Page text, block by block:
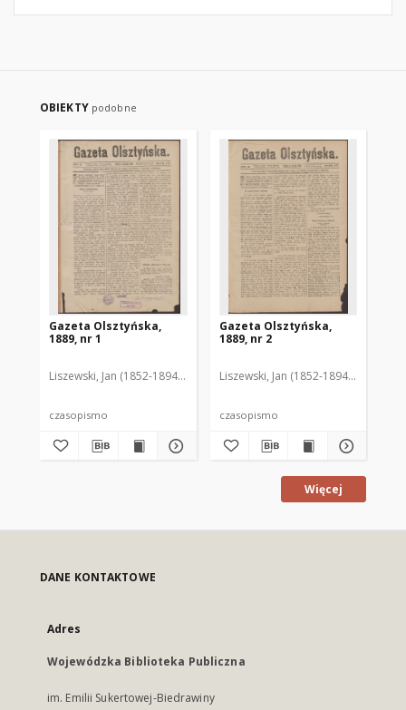
OBIEKTY podobne
Gazeta Olsztyńska,
1889, nr 1
Liszewski, Jan (1852-1894). Red.
czasopismo
Gazeta Olsztyńska,
1889, nr 2
Liszewski, Jan (1852-1894). Red.
czasopismo
Więcej
DANE KONTAKTOWE
Adres
Wojewódzka Biblioteka Publiczna
im. Emilii Sukertowej-Biedrawiny